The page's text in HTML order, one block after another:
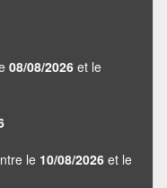
08/08/2026 et le
le 10/08/2026 et le